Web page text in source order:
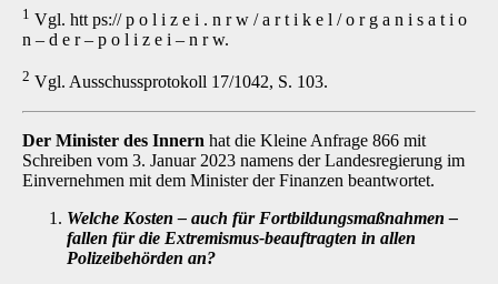
1 Vgl. htt ps:// p o l i z e i . n r w / a r t i k e l / o r g a n i s a t i o
n – d e r – p o l i z e i – n r w.
2 Vgl. Ausschussprotokoll 17/1042, S. 103.
Der Minister des Innern hat die Kleine Anfrage 866 mit
Schreiben vom 3. Januar 2023 na­mens der Landesregierung im
Einvernehmen mit dem Minister der Finanzen beantwortet.
Welche Kosten– auch für Fortbildungsmaßnahmen–
fallen für die Extremismus-beauftragten in allen
Polizeibehörden an?